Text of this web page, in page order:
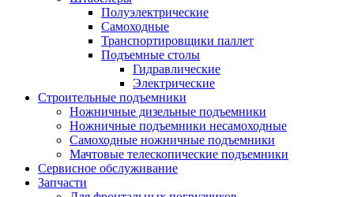
Полуэлектрические
Самоходные
Транспортировщики паллет
Подъемные столы
Гидравлические
Электрические
Строительные подъемники
Ножничные дизельные подъемники
Ножничные подъемники несамоходные
Самоходные ножничные подъемники
Мачтовые телескопические подъемники
Сервисное обслуживание
Запчасти